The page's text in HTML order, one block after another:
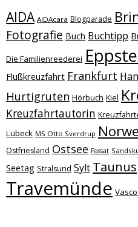
AIDA AIDAcara Blogparade
Fotografie Buch Buchtipp
Die Familienreederei
Flußkreuzfahrt Frankfurt
Hurtigruten Hörbuch Kiel
Kreuzfahrtautorin
Lübeck MS Otto Sverdrup
Ostfriesland Ostsee Passat
Seetag Stralsund Sylt Taunus
Travemünde